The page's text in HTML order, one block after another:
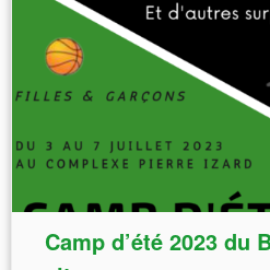
Camp d’été 2023 du